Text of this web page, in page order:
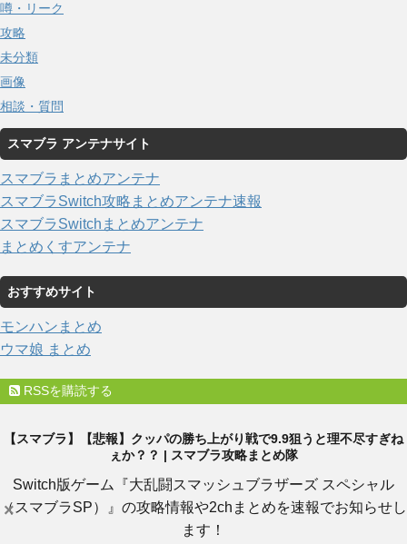
噂・リーク
攻略
未分類
画像
相談・質問
スマブラ アンテナサイト
スマブラまとめアンテナ
スマブラSwitch攻略まとめアンテナ速報
スマブラSwitchまとめアンテナ
まとめくすアンテナ
おすすめサイト
モンハンまとめ
ウマ娘 まとめ
RSSを購読する
×
【スマブラ】【悲報】クッパの勝ち上がり戦で9.9狙うと理不尽すぎね
ぇか？？ | スマブラ攻略まとめ隊
Switch版ゲーム『大乱闘スマッシュブラザーズ スペシャル
（スマブラSP）』の攻略情報や2chまとめを速報でお知らせし
ます！